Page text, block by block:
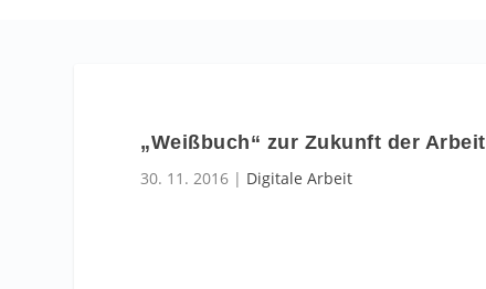
„Weißbuch“ zur Zukunft der Arbeit
30. 11. 2016 | Digitale Arbeit